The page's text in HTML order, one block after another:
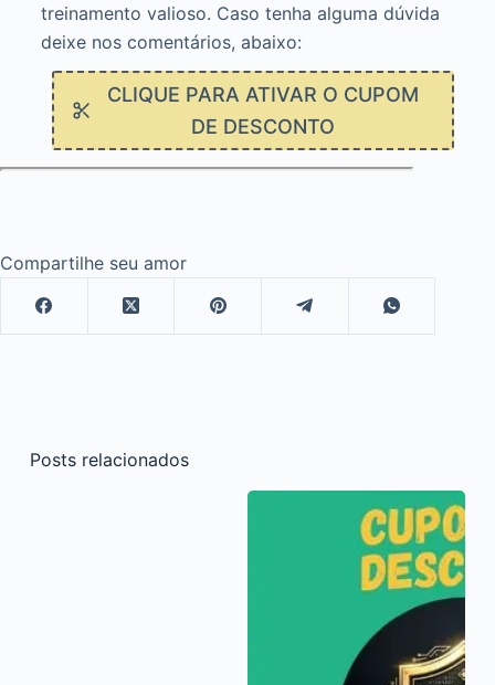
treinamento valioso. Caso tenha alguma dúvida
deixe nos comentários, abaixo:
CLIQUE PARA ATIVAR O CUPOM
DE DESCONTO
Compartilhe seu amor
Posts relacionados